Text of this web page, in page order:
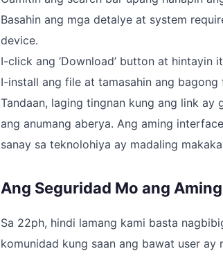
Basahin ang mga detalye at system
device.
I-click ang ‘Download’ button at hintayin
I-install ang file at tamasahin ang
Tandaan, laging tingnan kung ang link
ang anumang aberya. Ang aming
sanay sa teknolohiya ay madaling
Ang Seguridad Mo ang
Sa 22ph, hindi lamang kami basta
komunidad kung saan ang bawat user